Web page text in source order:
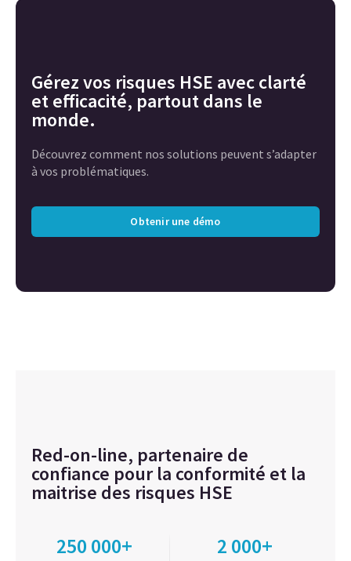
Gérez vos risques HSE avec clarté
et efficacité, partout dans le
monde.
Découvrez comment nos solutions peuvent s’adapter
à vos problématiques.
Obtenir une démo
Red-on-line, partenaire de
confiance pour la conformité et la
maitrise des risques HSE
250 000+ 2 000+